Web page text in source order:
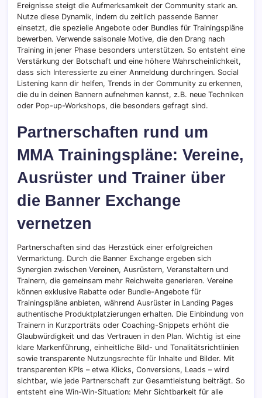
Ereignisse steigt die Aufmerksamkeit der Community stark an.
Nutze diese Dynamik, indem du zeitlich passende Banner
einsetzt, die spezielle Angebote oder Bundles für Trainingspläne
bewerben. Verwende saisonale Motive, die den Drang nach
Training in jener Phase besonders unterstützen. So entsteht eine
Verstärkung der Botschaft und eine höhere Wahrscheinlichkeit,
dass sich Interessierte zu einer Anmeldung durchringen. Social
Listening kann dir helfen, Trends in der Community zu erkennen,
die du in deinen Bannern aufnehmen kannst, z.B. neue Techniken
oder Pop-up-Workshops, die besonders gefragt sind.
Partnerschaften rund um
MMA Trainingspläne: Vereine,
Ausrüster und Trainer über
die Banner Exchange
vernetzen
Partnerschaften sind das Herzstück einer erfolgreichen
Vermarktung. Durch die Banner Exchange ergeben sich
Synergien zwischen Vereinen, Ausrüstern, Veranstaltern und
Trainern, die gemeinsam mehr Reichweite generieren. Vereine
können exklusive Rabatte oder Bundle-Angebote für
Trainingspläne anbieten, während Ausrüster in Landing Pages
authentische Produktplatzierungen erhalten. Die Einbindung von
Trainern in Kurzporträts oder Coaching-Snippets erhöht die
Glaubwürdigkeit und das Vertrauen in den Plan. Wichtig ist eine
klare Markenführung, einheitliche Bild- und Tonalitätsrichtlinien
sowie transparente Nutzungsrechte für Inhalte und Bilder. Mit
transparenten KPIs – etwa Klicks, Conversions, Leads – wird
sichtbar, wie jede Partnerschaft zur Gesamtleistung beiträgt. So
entsteht eine Win-Win-Situation: Mehr Sichtbarkeit für alle